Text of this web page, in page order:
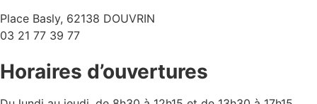
Place Basly, 62138 DOUVRIN
03 21 77 39 77
Horaires d’ouvertures